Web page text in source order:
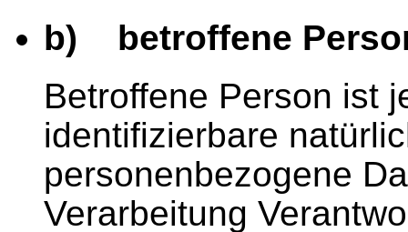
b) betroffene
Betroffene Person ist
identifizierbare
personenbezogene
Verarbeitung